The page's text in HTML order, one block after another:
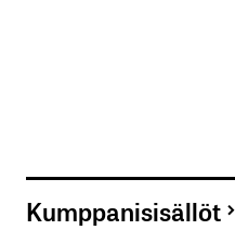
Kumppanisisällöt